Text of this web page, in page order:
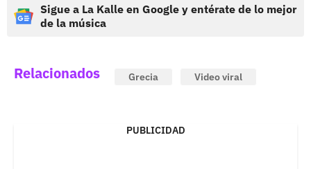
Sigue a La Kalle en Google y entérate de lo mejor
de la música
Relacionados Grecia Video viral
PUBLICIDAD